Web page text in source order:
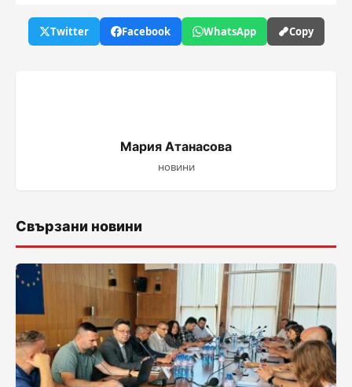
Twitter Facebook WhatsApp Copy
Мария Атанасова
новини
Свързани новини